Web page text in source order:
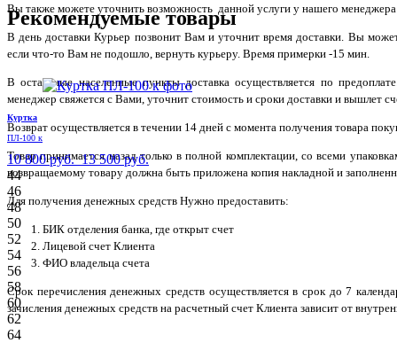
Вы также можете уточнить возможность данной услуги у нашего
В день доставки Курьер позвонит Вам и уточнит время доставки. Вы
если что-то Вам не подошло, вернуть курьеру. Время примерки -15 мин.
В остальные населенные пункты доставка осуществляется по
менеджер свяжется с Вами, уточнит стоимость и сроки доставки и вышлет
Возврат осуществляется в течении 14 дней с момента получения товара
Товар принимается назад только в полной комплектации, со всеми
возвращаемому товару должна быть приложена копия накладной и
Для получения денежных средств Нужно предоставить:
БИК отделения банка, где открыт счет
Лицевой счет Клиента
ФИО владельца счета
Срок перечисления денежных средств осуществляется в срок до 7
зачисления денежных средств на расчетный счет Клиента зависит от
Рекомендуемые товары
Куртка
ПЛ-100 к
10 800 руб. 13 500 руб.
44
46
48
50
52
54
56
58
60
62
64